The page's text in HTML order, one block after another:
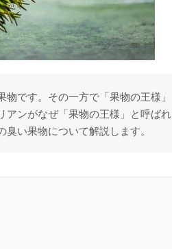
です。その一方で「果物の王様」
アンがなぜ「果物の王様」と呼ばれ
い果物について解説します。